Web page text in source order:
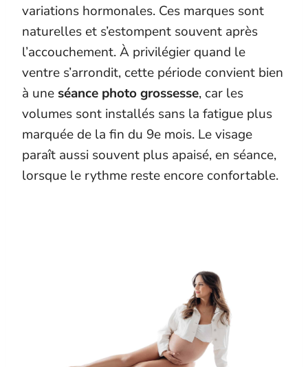
variations hormonales. Ces marques sont
naturelles et s’estompent souvent après
l’accouchement. À privilégier quand le
ventre s’arrondit, cette période convient bien
à une séance photo grossesse, car les
volumes sont installés sans la fatigue plus
marquée de la fin du 9e mois. Le visage
paraît aussi souvent plus apaisé, en séance,
lorsque le rythme reste encore confortable.